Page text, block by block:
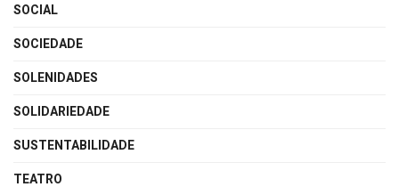
SOCIAL
SOCIEDADE
SOLENIDADES
SOLIDARIEDADE
SUSTENTABILIDADE
TEATRO